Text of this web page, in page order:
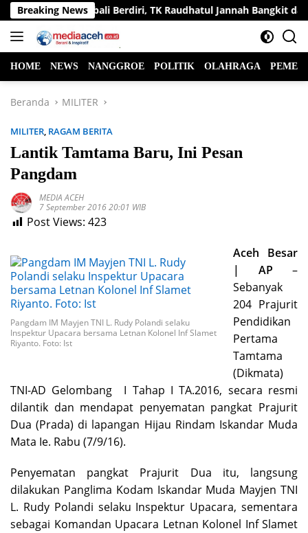
Langsung
ke
konten
Breaking News
Kembali Berdiri, TK Raudhatul Jannah Bangkit dari
HOME NEWS NANGGROE POLITIK OLAHRAGA
Beranda MILITER
MILITER, RAGAM BERITA
Lantik Tamtama Baru, Ini Pesan
Pangdam
MEDIA ACEH
7 September 2016 20:01 WIB
Post Views: 423
Pangdam IM Mayjen TNI L. Rudy Polandi selaku
Inspektur Upacara bersama Letnan Kolonel Inf Slamet
Riyanto. Foto: Ist
Aceh Besar
| AP –
Sebanyak
204 Prajurit
Pendidikan
Pertama
Tamtama
(Dikmata)
TNI-AD Gelombang I Tahap I TA.2016, secara resmi
dilantik dan mendapat penyematan pangkat Prajurit
Dua (Prada) di lapangan Hijau Rindam Iskandar Muda
Mata Ie. Rabu (7/9/16).
Penyematan pangkat Prajurit Dua itu, langsung
dilakukan Panglima Kodam Iskandar Muda Mayjen TNI
L. Rudy Polandi selaku Inspektur Upacara, sementara
sebagai Komandan Upacara Letnan Kolonel Inf Slamet